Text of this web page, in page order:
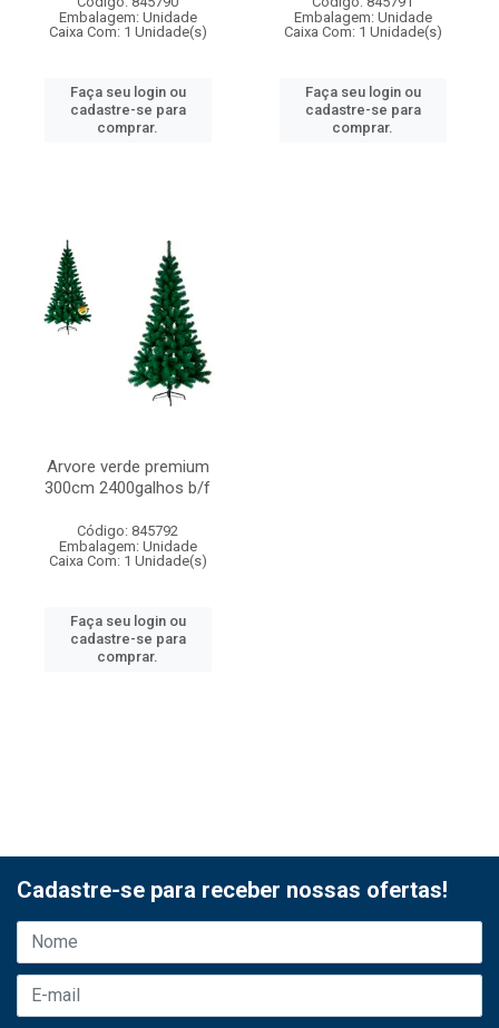
Embalagem: Unidade
Caixa Com: 1 Unidade(s)
Faça seu login ou
cadastre-se para
comprar.
Embalagem: Unidade
Caixa Com: 1 Unidade(s)
Faça seu login ou
cadastre-se para
comprar.
Arvore verde premium
300cm 2400galhos b/f
Código: 845792
Embalagem: Unidade
Caixa Com: 1 Unidade(s)
Faça seu login ou
cadastre-se para
comprar.
Cadastre-se para receber nossas ofertas!